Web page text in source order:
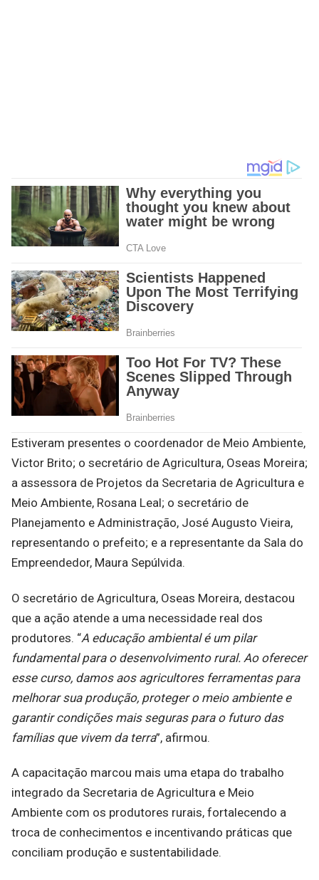
Estiveram presentes o coordenador de Meio Ambiente,
Victor Brito; o secretário de Agricultura, Oseas Moreira;
a assessora de Projetos da Secretaria de Agricultura e
Meio Ambiente, Rosana Leal; o secretário de
Planejamento e Administração, José Augusto Vieira,
representando o prefeito; e a representante da Sala do
Empreendedor, Maura Sepúlvida.
O secretário de Agricultura, Oseas Moreira, destacou
que a ação atende a uma necessidade real dos
produtores. “A educação ambiental é um pilar
fundamental para o desenvolvimento rural. Ao oferecer
esse curso, damos aos agricultores ferramentas para
melhorar sua produção, proteger o meio ambiente e
garantir condições mais seguras para o futuro das
famílias que vivem da terra”, afirmou.
A capacitação marcou mais uma etapa do trabalho
integrado da Secretaria de Agricultura e Meio
Ambiente com os produtores rurais, fortalecendo a
troca de conhecimentos e incentivando práticas que
conciliam produção e sustentabilidade.